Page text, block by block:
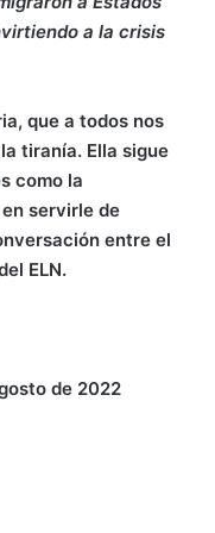
a la crisis
que a todos nos
tiranía. Ella sigue
como la
servirle de
entre el
ELN.
de 2022